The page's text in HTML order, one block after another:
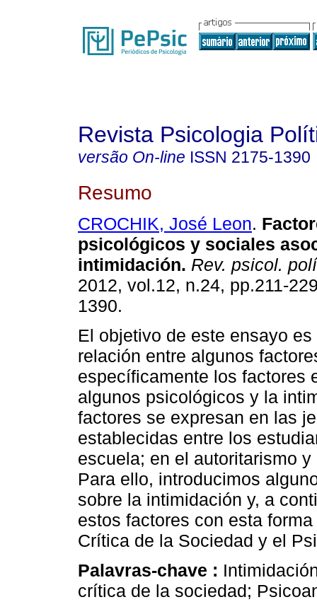
Revista Psicologia
versão On-line ISSN 2175-1390
Resumo
CROCHIK, José Leon.
psicológicos y sociales
intimidación. Rev. psicol.
2012, vol.12, n.24, pp.211-
1390.
El objetivo de este ensayo
relación entre algunos
específicamente los factores
algunos psicológicos y la
factores se expresan en las
establecidas entre los
escuela; en el autoritarismo
Para ello, introducimos
sobre la intimidación y, a
estos factores con esta
Crítica de la Sociedad y el
Palavras-chave :
crítica de la sociedad;